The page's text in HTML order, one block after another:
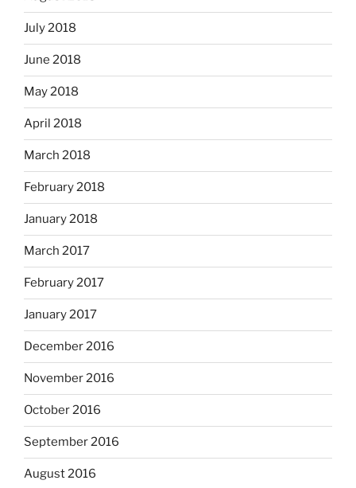
July 2018
June 2018
May 2018
April 2018
March 2018
February 2018
January 2018
March 2017
February 2017
January 2017
December 2016
November 2016
October 2016
September 2016
August 2016